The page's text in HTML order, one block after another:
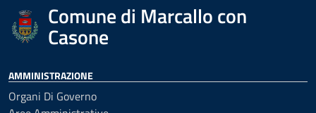
Comune di Marcallo con
Casone
AMMINISTRAZIONE
Organi Di Governo